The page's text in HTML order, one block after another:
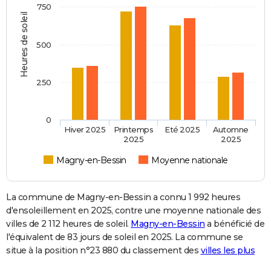
Heures de soleil
Magny-en-Bessin Moyenne nationale
Hiver 2025
Printemps
2025
Eté 2025
Automne
2025
0
250
500
750
La commune de Magny-en-Bessin a connu 1 992 heures
d'ensoleillement en 2025, contre une moyenne nationale des
villes de 2 112 heures de soleil. Magny-en-Bessin a bénéficié de
l'équivalent de 83 jours de soleil en 2025. La commune se
situe à la position n°23 880 du classement des villes les plus